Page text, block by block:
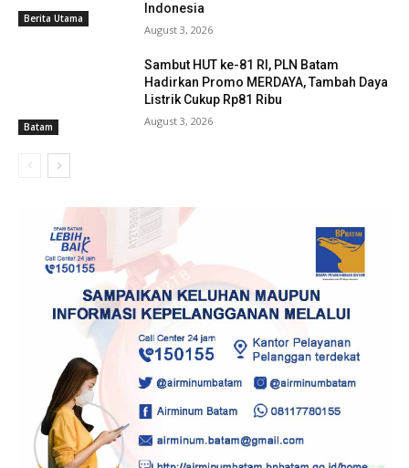
Berita Utama
Indonesia
August 3, 2026
Batam
Sambut HUT ke-81 RI, PLN Batam
Hadirkan Promo MERDAYA, Tambah Daya
Listrik Cukup Rp81 Ribu
August 3, 2026